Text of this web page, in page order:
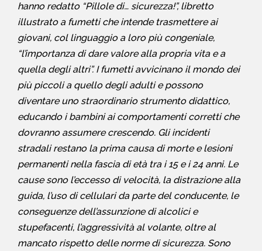
hanno redatto “Pillole di… sicurezza!”, libretto
illustrato a fumetti che intende trasmettere ai
giovani, col linguaggio a loro più congeniale,
“l’importanza di dare valore alla propria vita e a
quella degli altri”. I fumetti avvicinano il mondo dei
più piccoli a quello degli adulti e possono
diventare uno straordinario strumento didattico,
educando i bambini ai comportamenti corretti che
dovranno assumere crescendo. Gli incidenti
stradali restano la prima causa di morte e lesioni
permanenti nella fascia di età tra i 15 e i 24 anni. Le
cause sono l’eccesso di velocità, la distrazione alla
guida, l’uso di cellulari da parte del conducente, le
conseguenze dell’assunzione di alcolici e
stupefacenti, l’aggressività al volante, oltre al
mancato rispetto delle norme di sicurezza. Sono